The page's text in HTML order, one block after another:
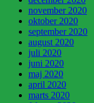
november 2020
oktober 2020
september 2020
august 2020
juli 2020
juni 2020
maj 2020
april 2020
marts 2020